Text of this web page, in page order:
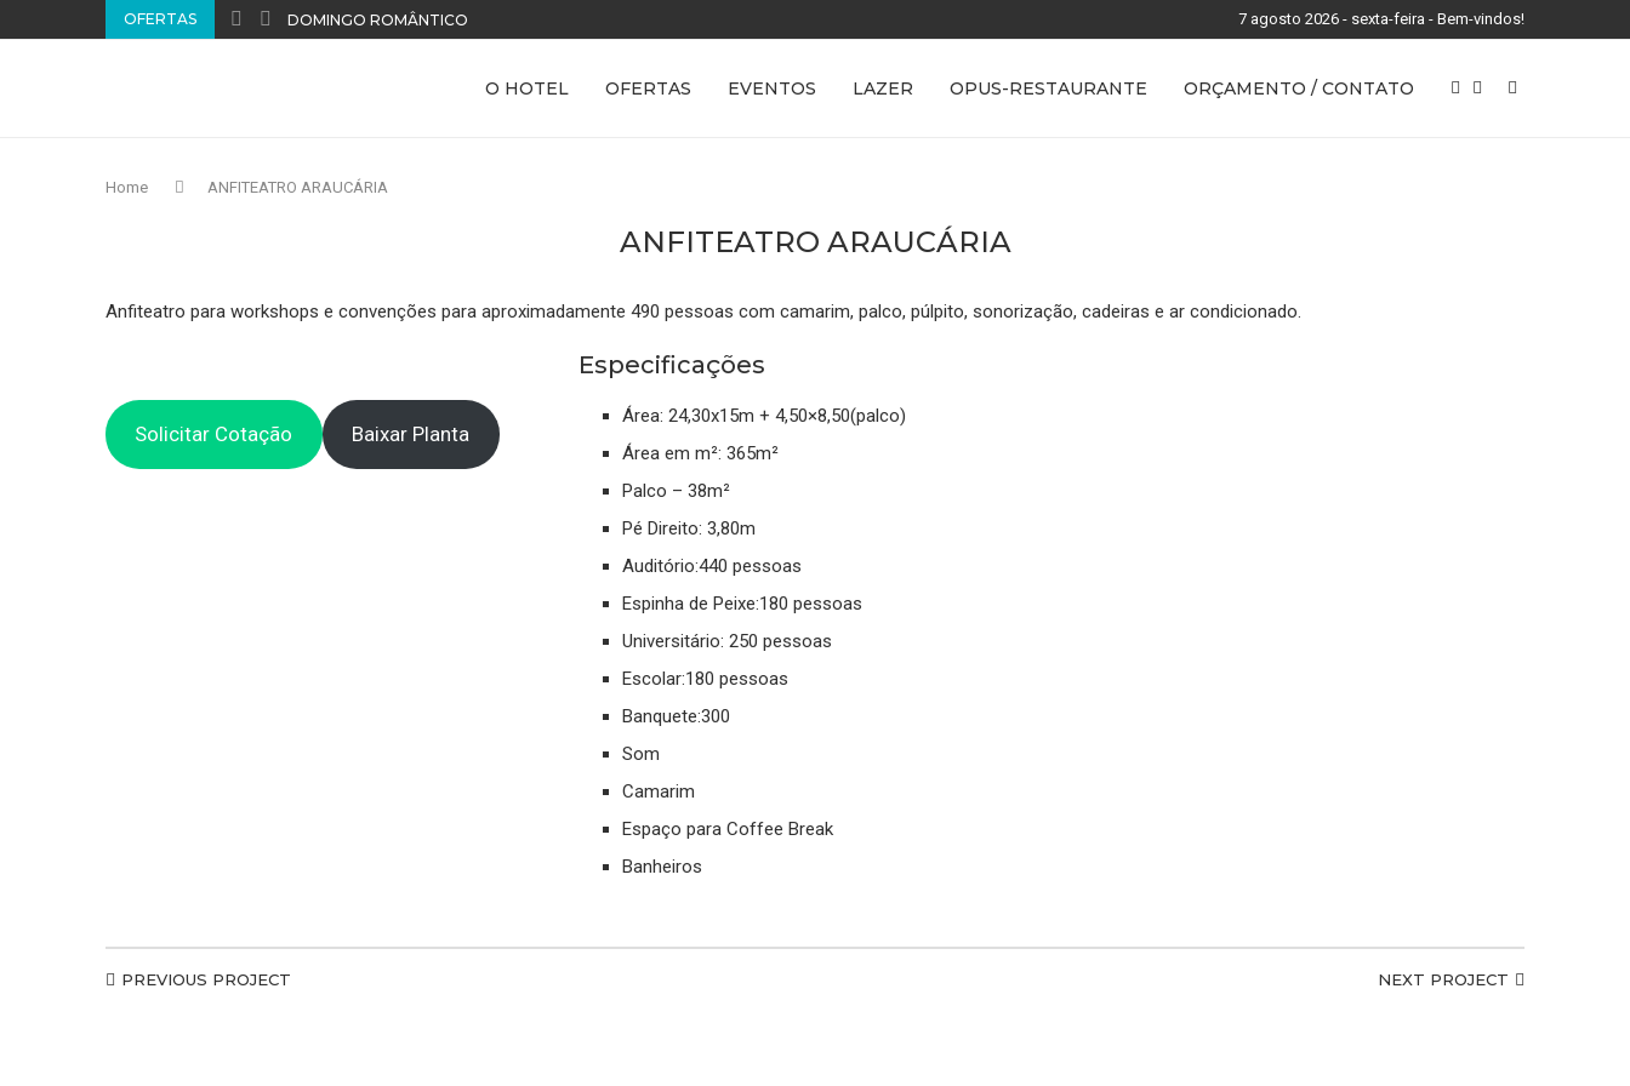
OFERTAS DOMINGO ROMÂNTICO 7 agosto 2026 - sexta-feira - Bem-vindos!
O HOTEL OFERTAS EVENTOS LAZER OPUS-RESTAURANTE ORÇAMENTO / CONTATO
Home ANFITEATRO ARAUCÁRIA
ANFITEATRO ARAUCÁRIA
Anfiteatro para workshops e convenções para aproximadamente 490 pessoas com camarim, palco, púlpito, sonorização, cadeiras e ar condicionado.
Solicitar Cotação Baixar Planta
Especificações
Área: 24,30x15m + 4,50×8,50(palco)
Área em m²: 365m²
Palco – 38m²
Pé Direito: 3,80m
Auditório:440 pessoas
Espinha de Peixe:180 pessoas
Universitário: 250 pessoas
Escolar:180 pessoas
Banquete:300
Som
Camarim
Espaço para Coffee Break
Banheiros
PREVIOUS PROJECT NEXT PROJECT